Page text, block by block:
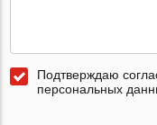
Подтверждаю
персональных